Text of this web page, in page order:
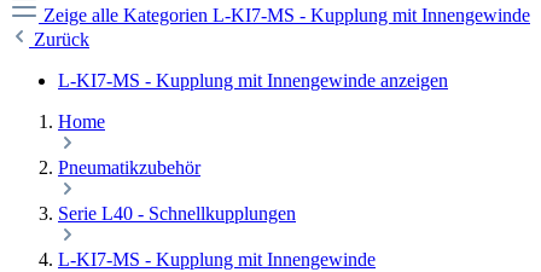
Zeige alle Kategorien L-KI7-MS - Kupplung mit Innengewinde
Zurück
L-KI7-MS - Kupplung mit Innengewinde anzeigen
Home
Pneumatikzubehör
Serie L40 - Schnellkupplungen
L-KI7-MS - Kupplung mit Innengewinde